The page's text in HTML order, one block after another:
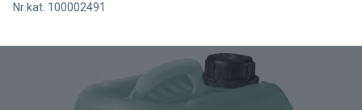
Nr kat. 100002491